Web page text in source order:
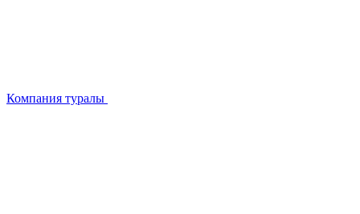
Компания туралы